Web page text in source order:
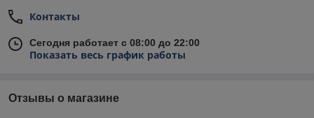
Контакты
Сегодня работает с 08:00 до 22:00
Показать весь график работы
Отзывы о магазине